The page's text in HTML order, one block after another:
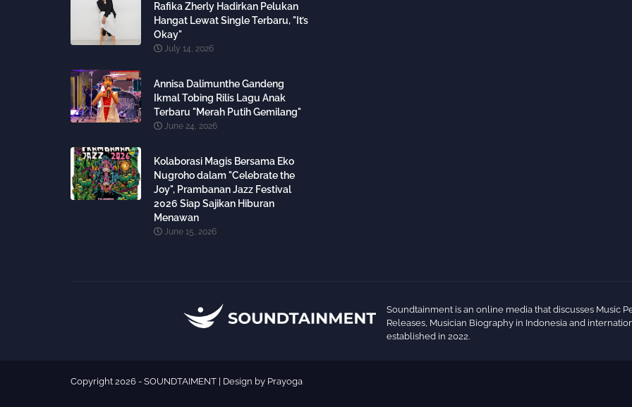
Rafika Zherly Hadirkan Pelukan
Hangat Lewat Single Terbaru, "It’s
Okay"
July 14, 2026
Annisa Dalimunthe Gandeng
Ikmal Tobing Rilis Lagu Anak
Terbaru "Merah Putih Gemilang"
June 24, 2026
Kolaborasi Magis Bersama Eko
Nugroho dalam "Celebrate the
Joy", Prambanan Jazz Festival
2026 Siap Sajikan Hiburan
Menawan
June 15, 2026
Soundtainment is an online media that discusses Music
Releases, Musician Biography in Indonesia and
established in 2022.
Copyright 2026 - SOUNDTAIMENT | Design by Prayoga